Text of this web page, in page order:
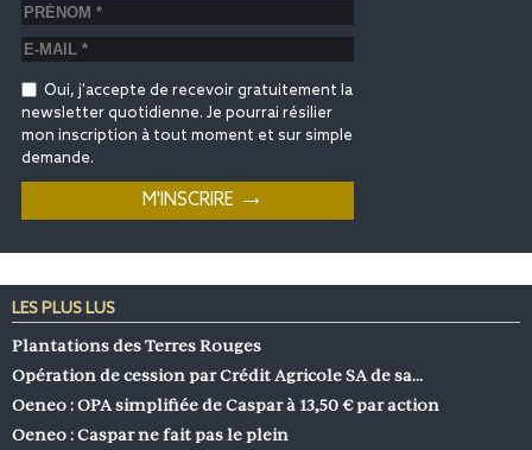
Oui, j'accepte de recevoir gratuitement la
newsletter quotidienne. Je pourrai résilier
mon inscription à tout moment et sur simple
demande.
LES PLUS LUS
Plantations des Terres Rouges
Opération de cession par Crédit Agricole SA de sa…
Oeneo : OPA simplifiée de Caspar à 13,50 € par action
Oeneo : Caspar ne fait pas le plein